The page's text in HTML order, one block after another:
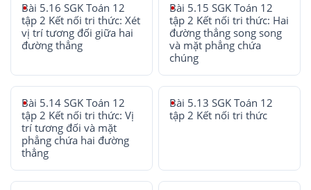
Bài 5.16 SGK Toán 12
tập 2 Kết nối tri thức: Xét
vị trí tương đối giữa hai
đường thẳng
Bài 5.15 SGK Toán 12
tập 2 Kết nối tri thức: Hai
đường thẳng song song
và mặt phẳng chứa
chúng
Bài 5.14 SGK Toán 12
tập 2 Kết nối tri thức: Vị
trí tương đối và mặt
phẳng chứa hai đường
thẳng
Bài 5.13 SGK Toán 12
tập 2 Kết nối tri thức